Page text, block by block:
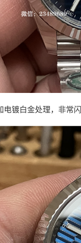
镀白金处理，非常闪